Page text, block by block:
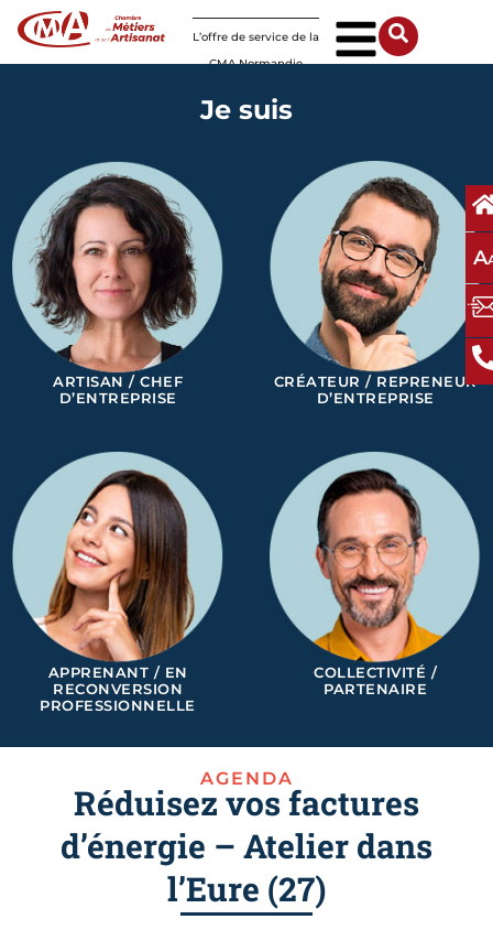
L’offre de service de la
CMA Normandie
A
Je suis
ARTISAN / CHEF
D’ENTREPRISE
CRÉATEUR / REPRENEUR
D’ENTREPRISE
APPRENANT / EN
RECONVERSION
PROFESSIONNELLE
COLLECTIVITÉ /
PARTENAIRE
AGENDA
Réduisez vos factures
d’énergie – Atelier dans
l’Eure (27)
Panneau de gestion des cookies